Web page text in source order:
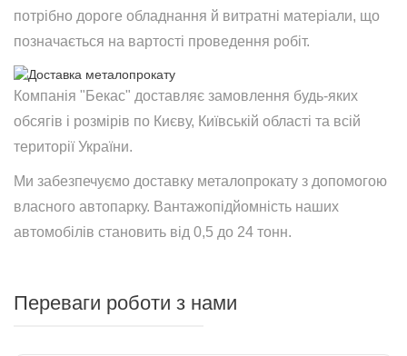
потрібно дороге обладнання й витратні матеріали, що
позначається на вартості проведення робіт.
Компанія "Бекас" доставляє замовлення будь-яких
обсягів і розмірів по Києву, Київській області та всій
території України.
Ми забезпечуємо доставку металопрокату з допомогою
власного автопарку. Вантажопідйомність наших
автомобілів становить від 0,5 до 24 тонн.
Переваги роботи з нами